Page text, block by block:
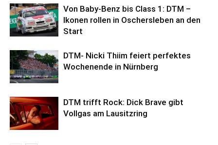
Von Baby-Benz bis Class 1: DTM –
Ikonen rollen in Oschersleben an den
Start
DTM- Nicki Thiim feiert perfektes
Wochenende in Nürnberg
DTM trifft Rock: Dick Brave gibt
Vollgas am Lausitzring